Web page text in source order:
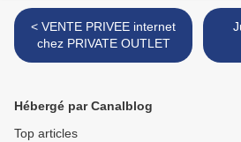
< VENTE PRIVEE internet
chez PRIVATE OUTLET
Hébergé par Canalblog
Top articles